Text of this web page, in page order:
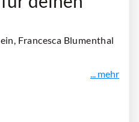
Francesca Blumenthal
... mehr